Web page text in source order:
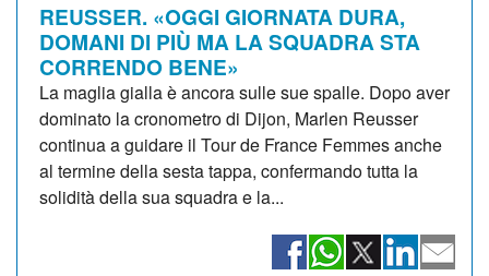
REUSSER. «OGGI GIORNATA DURA,
DOMANI DI PIÙ MA LA SQUADRA STA
CORRENDO BENE»
La maglia gialla è ancora sulle sue spalle. Dopo aver
dominato la cronometro di Dijon, Marlen Reusser
continua a guidare il Tour de France Femmes anche
al termine della sesta tappa, confermando tutta la
solidità della sua squadra e la...